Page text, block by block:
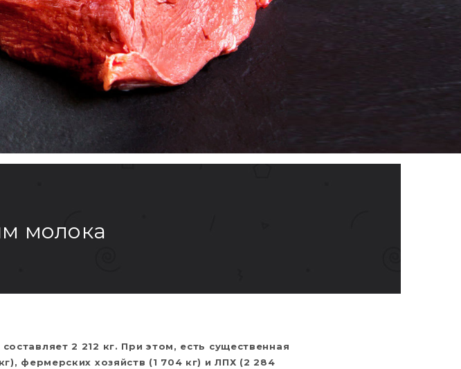
молока
2 212 кг. При этом, есть существенная
фермерских хозяйств (1 704 кг) и ЛПХ (2 284